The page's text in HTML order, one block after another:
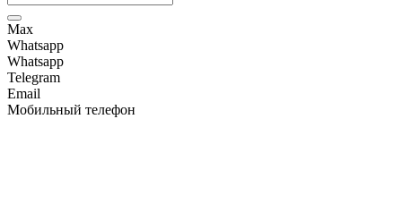
Max
Whatsapp
Whatsapp
Telegram
Email
Мобильный телефон